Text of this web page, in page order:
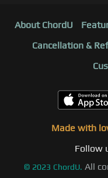
About ChordU
Cancellation &
Made with
Follow
© 2023 ChordU. All